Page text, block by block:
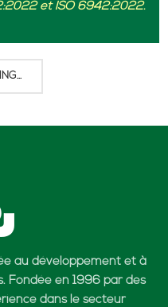
et ISO 6942:2022.
au développement et à
Fondée en 1996 par des
dans le secteur